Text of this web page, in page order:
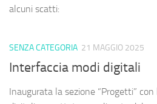
alcuni scatti:
SENZA CATEGORIA 21 MAGGIO 2025
Interfaccia modi digitali
Inaugurata la sezione “Progetti” con